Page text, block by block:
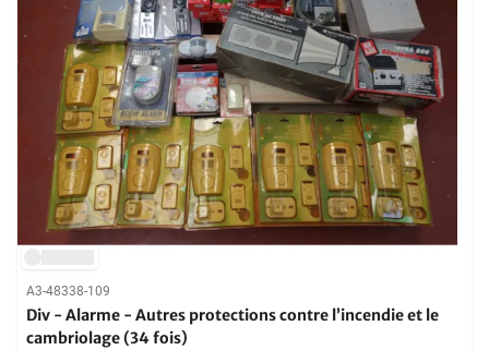
A3-48338-109
Div - Alarme - Autres protections contre l’incendie et le
cambriolage (34 fois)